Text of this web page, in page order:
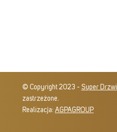
© Copyright 2023 - Super Drzwi
zastrzeżone.
Realizacja: AGPAGROUP